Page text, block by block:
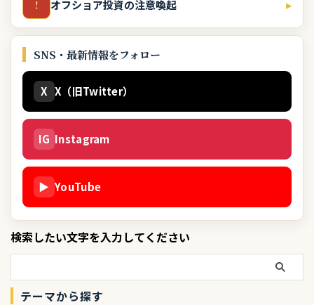
! オフショア投資の注意喚起 ▸
SNS・最新情報をフォロー
X X（旧Twitter）
IG Instagram
▶ YouTube
検索したい文字を入力してください
テーマから探す